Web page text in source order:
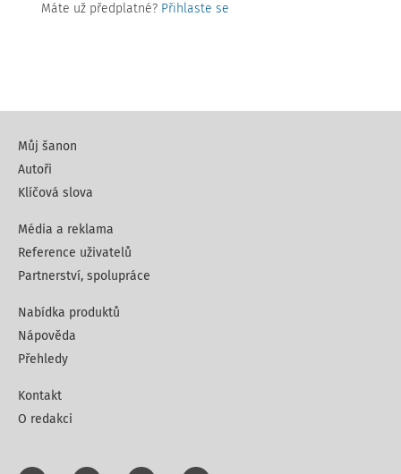
Máte už předplatné? Přihlaste se
Můj šanon
Autoři
Klíčová slova
Média a reklama
Reference uživatelů
Partnerství, spolupráce
Nabídka produktů
Nápověda
Přehledy
Kontakt
O redakci